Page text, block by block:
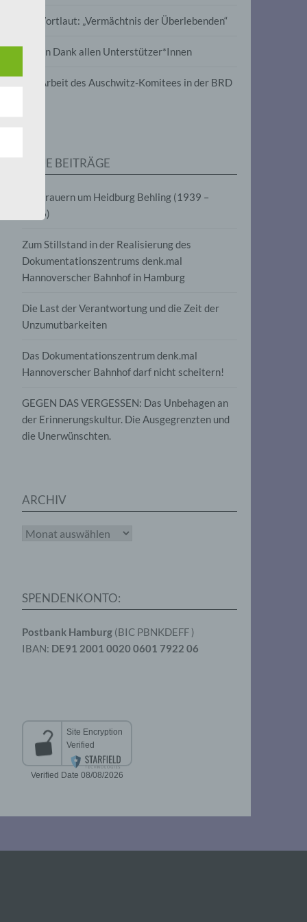
Im Wortlaut: „Vermächtnis der Überlebenden“
Vielen Dank allen Unterstützer*Innen
Zur Arbeit des Auschwitz-Komitees in der BRD
NEUE BEITRÄGE
Wir trauern um Heidburg Behling (1939 –
2026)
Zum Stillstand in der Realisierung des
Dokumentationszentrums denk.mal
Hannoverscher Bahnhof in Hamburg
Die Last der Verantwortung und die Zeit der
Unzumutbarkeiten
Das Dokumentationszentrum denk.mal
Hannoverscher Bahnhof darf nicht scheitern!
GEGEN DAS VERGESSEN: Das Unbehagen an
der Erinnerungskultur. Die Ausgegrenzten und
die Unerwünschten.
ARCHIV
Archiv
SPENDENKONTO:
Postbank Hamburg (BIC PBNKDEFF )
IBAN: DE91 2001 0020 0601 7922 06